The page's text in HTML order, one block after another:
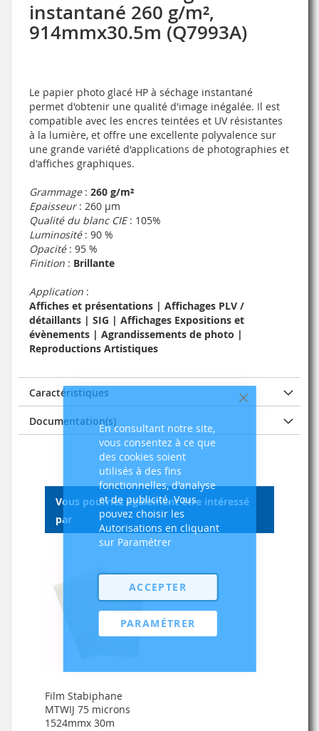
Fermer
En consultant notre site,
vous consentez à ce que
des cookies soient
utilisés à des fins
fonctionnelles, d'analyse
et de publicité. Vous
pouvez choisir les
Autorisations en cliquant
sur Paramétrer
ACCEPTER
PARAMÉTRER
instantané 260 g/m²,
914mmx30.5m (Q7993A)
Le papier photo glacé HP à séchage instantané
permet d'obtenir une qualité d'image inégalée. Il est
compatible avec les encres teintées et UV résistantes
à la lumière, et offre une excellente polyvalence sur
une grande variété d'applications de photographies et
d'affiches graphiques.
Grammage: 260 g/m²
Epaisseur: 260 µm
Qualité du blanc CIE: 105%
Luminosité: 90 %
Opacité: 95 %
Finition : Brillante
Application :
Affiches et présentations | Affichages PLV /
détaillants | SIG | Affichages Expositions et
évènements | Agrandissements de photo |
Reproductions Artistiques
Caractéristiques
Documentation(s)
Vous pourriez également être intéressé
par
Film Stabiphane
MTWIJ 75 microns
1524mmx 30m